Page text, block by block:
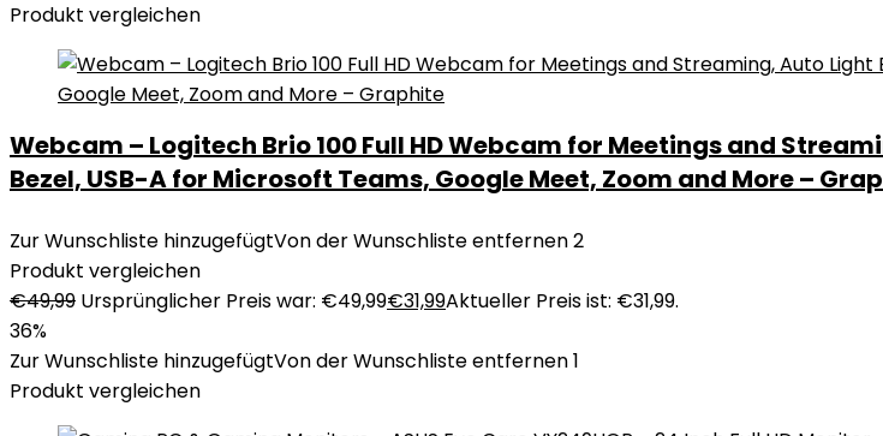
Produkt vergleichen
Webcam – Logitech Brio 100 Full HD Webcam for Meetings and
Bezel, USB-A for Microsoft Teams, Google Meet, Zoom and More –
Zur Wunschliste hinzugefügtVon der Wunschliste entfernen2
Produkt vergleichen
€49,99 Ursprünglicher Preis war: €49,99€31,99Aktueller Preis ist: €31,99.
36%
Zur Wunschliste hinzugefügtVon der Wunschliste entfernen1
Produkt vergleichen